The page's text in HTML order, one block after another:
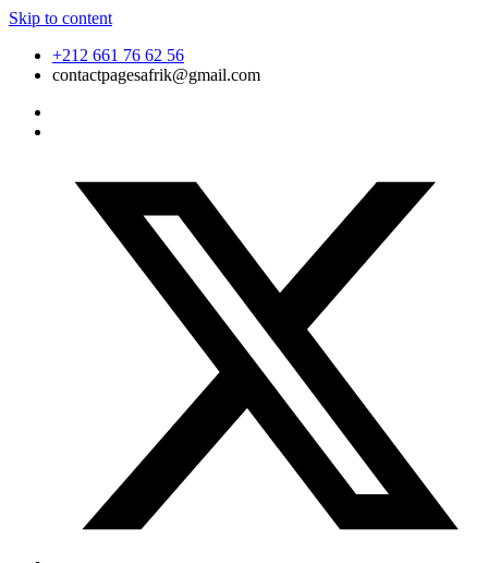
Skip to content
+212 661 76 62 56
contactpagesafrik@gmail.com